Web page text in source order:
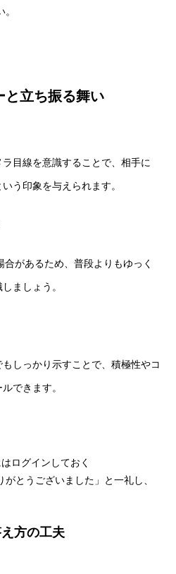
と立ち振る舞い
目線を意識することで、相手に
う印象を与えられます。
があるため、普段よりもゆっく
ましょう。
しっかり示すことで、積極性やコ
できます。
ログインしておく
とうございました」と一礼し、
方の工夫